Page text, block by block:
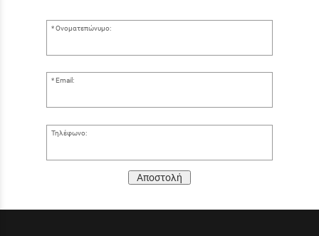
Ονοματεπώνυμο:
Email:
Τηλέφωνο:
Αποστολή